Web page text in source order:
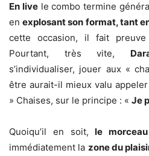
En livele combo termine
enexplosant son format, tant
cette occasion, il fait preuve
Pourtant, très vite,
s’individualiser, jouer aux «
être aurait-il mieux valu
» Chaises, sur le principe : « Je
Quoiqu’il en soit,le
immédiatement la zone du